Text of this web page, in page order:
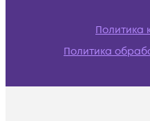
Политика
Политика